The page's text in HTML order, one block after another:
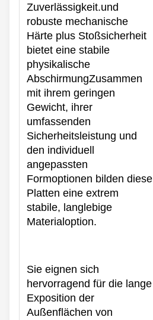
Zuverlässigkeit.und
robuste mechanische
Härte plus Stoßsicherheit
bietet eine stabile
physikalische
AbschirmungZusammen
mit ihrem geringen
Gewicht, ihrer
umfassenden
Sicherheitsleistung und
den individuell
angepassten
Formoptionen bilden diese
Platten eine extrem
stabile, langlebige
Materialoption.
Sie eignen sich
hervorragend für die lange
Exposition der
Außenflächen von